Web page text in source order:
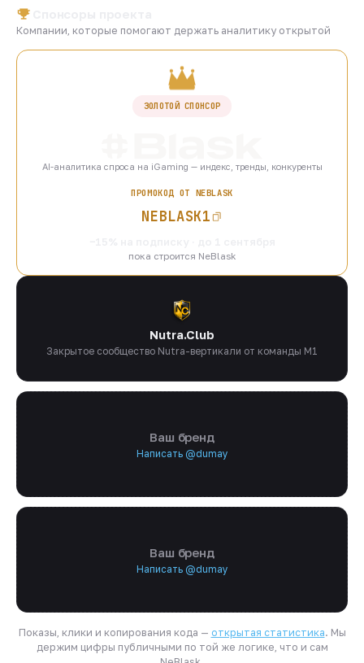
Компании, которые помогают держать аналитику открытой
ЗОЛОТОЙ СПОНСОР
AI-аналитика спроса на iGaming — индекс, тренды, конкуренты
ПРОМОКОД ОТ NEBLASK
NEBLASK1
пока строится NeBlask
Nutra.Club
Закрытое сообщество Nutra-вертикали от команды M1
Ваш бренд
Написать @dumay
Ваш бренд
Написать @dumay
Показы, клики и копирования кода — открытая статистика. Мы
держим цифры публичными по той же логике, что и сам